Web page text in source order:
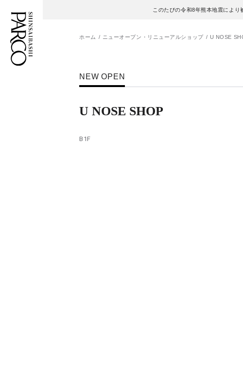
このたびの令和8年熊本地震により
フロアガイド
ニュース
ENGLISH
ホーム ニューオープン・リニューアルショップ U NOSE
NEW OPEN
U NOSE SHOP
B1F